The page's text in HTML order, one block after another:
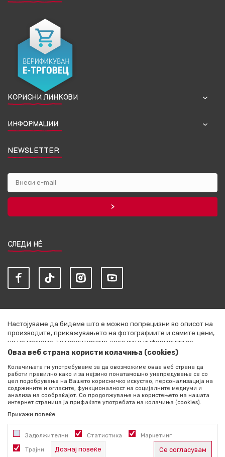
КОРИСНИ ЛИНКОВИ
ИНФОРМАЦИИ
NEWSLETTER
СЛЕДИ НЀ
Настојуваме да бидеме што е можно попрецизни во описот на
производите, прикажувањето на фотографиите и самите цени,
но не можеме да гарантираме дека сите информации се
комплетни и без грешки. Сите артикли прикажани на сајтот се
секој момент. Расположливоста на производите можете да ја
проверите со повик на +389 76 444 490
©2026 literatura.mk, Изработено одNB SOFT. Сите права
задржани.
Оваа веб страна користи колачиња (cookies)
Колачињата ги употребуваме за да овозможиме оваа веб страна да
работи правилно како и за нејзино понатамошно унапредување се со
цел подобрување на Вашето корисничко искуство, персонализација на
содржините и огласите, функционалност на социјалните медиуми и
анализа на сообраќајот. Со продолжување на користењето на нашата
интернет страница ја прифаќате употребата на колачиња (cookies).
Прикажи повеќе
Задолжителни Статистика Маркетинг
Трајни Дознај повеќе Се согласувам